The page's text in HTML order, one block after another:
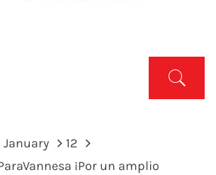
SOCIALISTA
January
12
¡Por un amplio